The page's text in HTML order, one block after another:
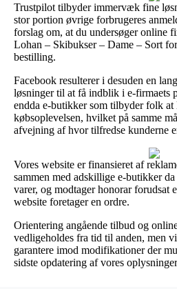
Trustpilot tilbyder immervæk fine
stor portion øvrige forbrugeres
forslag om, at du undersøger online
Lohan – Skibukser – Dame – Sort
bestilling.
Facebook resulterer i desuden en
løsninger til at få indblik i e-firmaets
endda e-butikker som tilbyder folk at
købsoplevelsen, hvilket på samme
afvejning af hvor tilfredse kunderne
Vores website er finansieret af
sammen med adskillige e-butikker
varer, og modtager honorar forudsat
website foretager en ordre.
Orientering angående tilbud og
vedligeholdes fra tid til anden, men
garantere imod modifikationer der
sidste opdatering af vores